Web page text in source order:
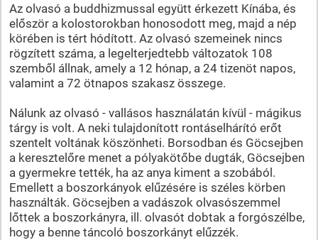
Az olvasó a buddhizmussal együtt érkezett Kínába, és
először a kolostorokban honosodott meg, majd a nép
körében is tért hódított. Az olvasó szemeinek nincs
rögzített száma, a legelterjedtebb változatok 108
szemből állnak, amely a 12 hónap, a 24 tizenöt napos,
valamint a 72 ötnapos szakasz összege.
Nálunk az olvasó - vallásos használatán kívül - mágikus
tárgy is volt. A neki tulajdonított rontáselhárító erőt
szentelt voltának köszönheti. Borsodban és Göcsejben
a keresztelőre menet a pólyakötőbe dugták, Göcsejben
a gyermekre tették, ha az anya kiment a szobából.
Emellett a boszorkányok elűzésére is széles körben
használták. Göcsejben a vadászok olvasószemmel
lőttek a boszorkányra, ill. olvasót dobtak a forgószélbe,
hogy a benne táncoló boszorkányt elűzzék.